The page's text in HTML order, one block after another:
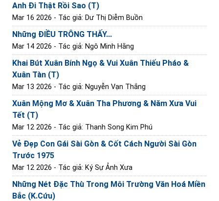
Anh Đi Thật Rồi Sao (T)
Mar 16 2026 - Tác giả: Dư Thị Diễm Buồn
Những ĐIỀU TRÔNG THẤY...
Mar 14 2026 - Tác giả: Ngô Minh Hằng
Khai Bút Xuân Bính Ngọ & Vui Xuân Thiếu Pháo &
Xuân Tàn (T)
Mar 13 2026 - Tác giả: Nguyễn Vạn Thắng
Xuân Mộng Mơ & Xuân Tha Phương & Năm Xưa Vui
Tết (T)
Mar 12 2026 - Tác giả: Thanh Song Kim Phú
Vẻ Đẹp Con Gái Sài Gòn & Cốt Cách Người Sài Gòn
Trước 1975
Mar 12 2026 - Tác giả: Ký Sự Ảnh Xưa
Những Nét Đặc Thù Trong Môi Trường Văn Hoá Miền
Bắc (K.Cứu)